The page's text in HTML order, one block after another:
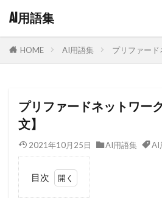
AI用語集
HOME AI用語集 プリファー
プリファードネットワー
文】
2021年10月25日 AI用語集 AI
目次